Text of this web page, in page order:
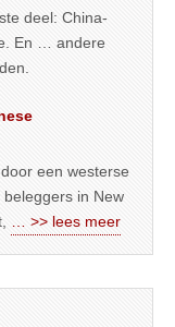
deel: China-
En … andere
een westerse
in New
… >> lees meer